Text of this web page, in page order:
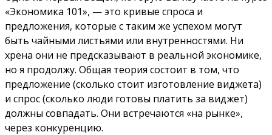
«Экономика 101», — это кривые спроса и
предложения, которые с таким же успехом могут
быть чайными листьями или внутренностями. Ни
хрена они не предсказывают в реальной экономике,
но я продолжу. Общая теория состоит в том, что
предложение (сколько стоит изготовление виджета)
и спрос (сколько люди готовы платить за виджет)
должны совпадать. Они встречаются «на рынке»,
через конкуренцию.